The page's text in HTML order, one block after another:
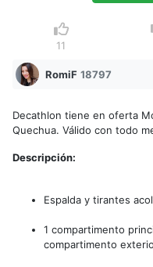
11
RomiF 18797
Decathlon tiene en oferta
Quechua. Válido con todo
Descripción:
Espalda y tirantes
1 compartimento
compartimento